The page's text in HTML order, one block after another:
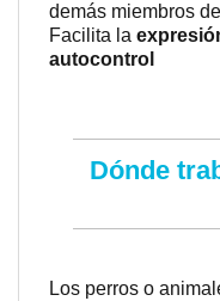
demás miembros
Facilita la
autocontrol
Dónde
Los perros o